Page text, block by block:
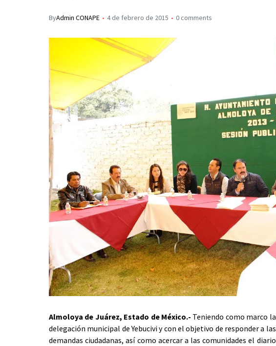
ByAdmin CONAPE 4 de febrero de 2015 0 comments
Almoloya de Juárez, Estado de México.- Teniendo como marco la
delegación municipal de Yebucivi y con el objetivo de responder a las
demandas ciudadanas, así como acercar a las comunidades el diario